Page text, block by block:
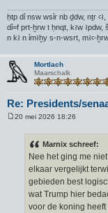
ḥtp dỉ nsw wsỉr nb ḏdw, nṯr ꜥꜣ,
dỉ=f prt-ḫrw t ḥnqt, kꜣw ꜣpdw,
n kꜣ n ỉmꜣḫy s-n-wsrt, mꜣꜥ-
Mortlach
Maarschalk
Re: Presidents/
20 mei 2026 18:26
Marnix schreef:
Nee het ging me
elkaar vergelijkt
gebieden best
wat Trump hier
voor de koning